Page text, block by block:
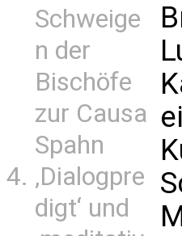
Schweige
n der
Bischöfe
zur Causa
Spahn
‚Dialogpre
digt‘ und